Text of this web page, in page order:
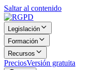
Saltar al contenido
Legislación
Formación
Recursos
PreciosVersión gratuita